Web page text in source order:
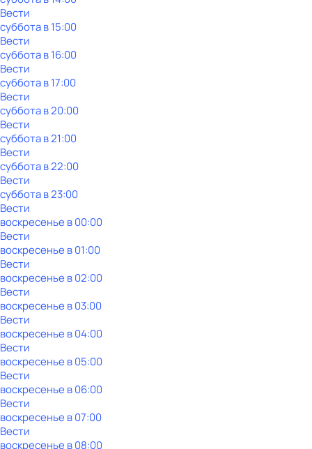
Вести
субботав15:00
Вести
субботав16:00
Вести
субботав17:00
Вести
субботав20:00
Вести
субботав21:00
Вести
субботав22:00
Вести
субботав23:00
Вести
воскресенье в00:00
Вести
воскресенье в01:00
Вести
воскресенье в02:00
Вести
воскресенье в03:00
Вести
воскресенье в04:00
Вести
воскресенье в05:00
Вести
воскресенье в06:00
Вести
воскресенье в07:00
Вести
воскресенье в08:00